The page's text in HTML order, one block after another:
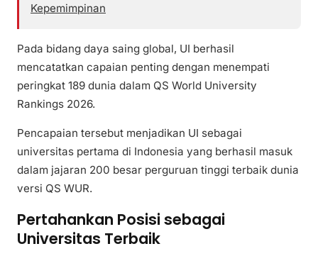
Kepemimpinan
Pada bidang daya saing global, UI berhasil
mencatatkan capaian penting dengan menempati
peringkat 189 dunia dalam QS World University
Rankings 2026.
Pencapaian tersebut menjadikan UI sebagai
universitas pertama di Indonesia yang berhasil masuk
dalam jajaran 200 besar perguruan tinggi terbaik dunia
versi QS WUR.
Pertahankan Posisi sebagai
Universitas Terbaik